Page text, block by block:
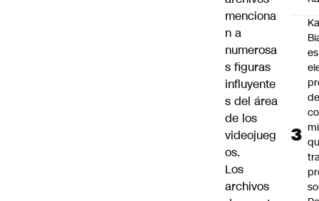
menciona
n a
numerosa
s figuras
influyente
s del área
de los
videojueg
os.
Los
archivos
es
de